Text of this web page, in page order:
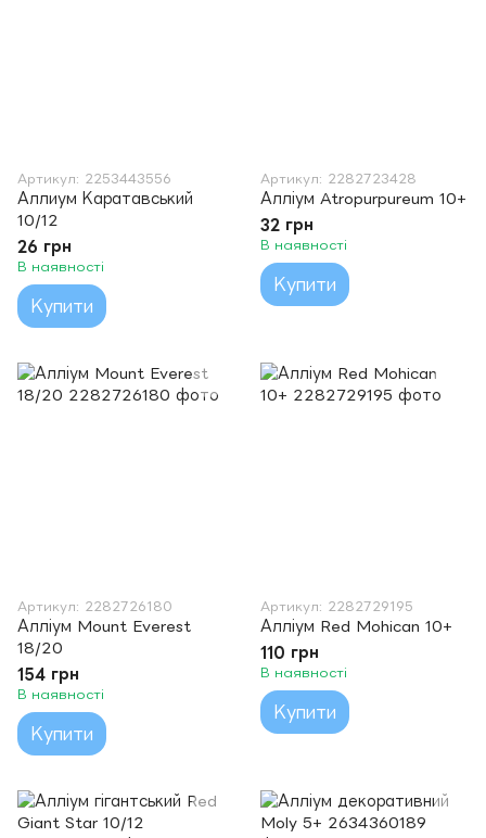
Артикул: 2253443556
Аллиум Каратавський
10/12
26 грн
В наявності
Купити
Артикул: 2282723428
Алліум Atropurpureum 10+
32 грн
В наявності
Купити
Артикул: 2282726180
Алліум Mount Everest
18/20
154 грн
В наявності
Купити
Артикул: 2282729195
Алліум Red Mohican 10+
110 грн
В наявності
Купити